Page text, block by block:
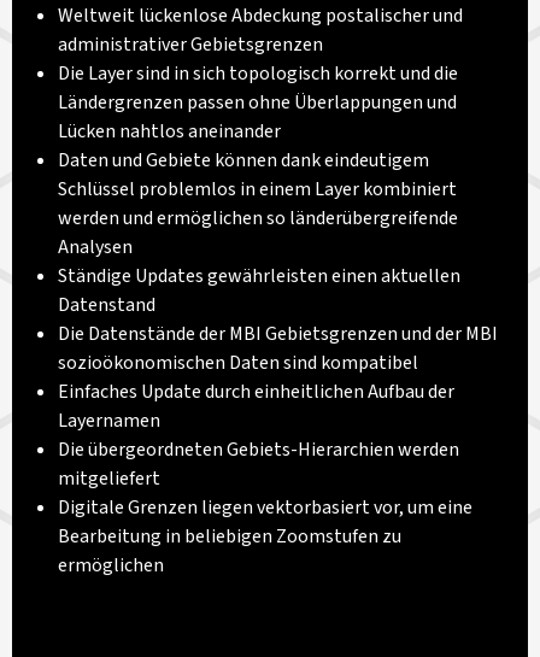
Weltweit lückenlose Abdeckung postalischer und
administrativer Gebietsgrenzen
Die Layer sind in sich topologisch korrekt und die
Ländergrenzen passen ohne Überlappungen und
Lücken nahtlos aneinander
Daten und Gebiete können dank eindeutigem
Schlüssel problemlos in einem Layer kombiniert
werden und ermöglichen so länderübergreifende
Analysen
Ständige Updates gewährleisten einen aktuellen
Datenstand
Die Datenstände der MBI Gebietsgrenzen und der MBI
sozioökonomischen Daten sind kompatibel
Einfaches Update durch einheitlichen Aufbau der
Layernamen
Die übergeordneten Gebiets-Hierarchien werden
mitgeliefert
Digitale Grenzen liegen vektorbasiert vor, um eine
Bearbeitung in beliebigen Zoomstufen zu
ermöglichen